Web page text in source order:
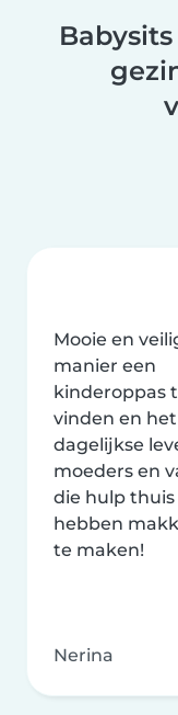
Mooie en
manier een
kinderoppas
vinden en het
dagelijkse
moeders en
die hulp
hebben
te maken!
Nerina